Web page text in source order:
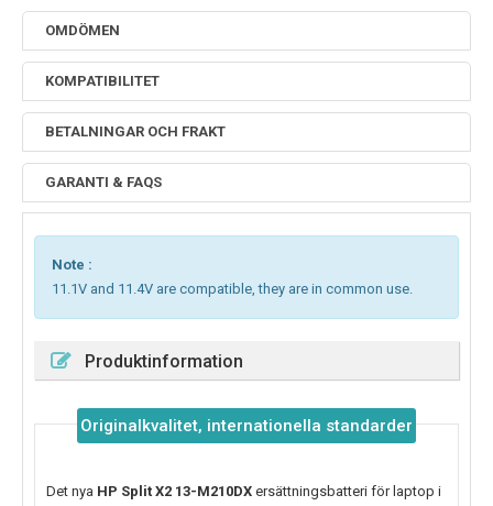
OMDÖMEN
KOMPATIBILITET
BETALNINGAR OCH FRAKT
GARANTI & FAQS
Note :
11.1V and 11.4V are compatible, they are in common use.
Produktinformation
Originalkvalitet, internationella standarder
Det nya HP Split X2 13-M210DX ersättningsbatteri för laptop i